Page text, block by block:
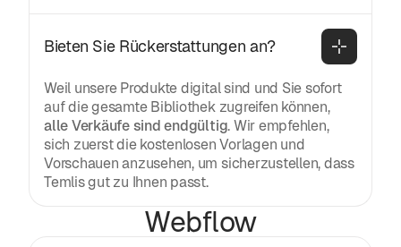
Bieten Sie Rückerstattungen an?
Weil unsere Produkte digital sind und Sie sofort
auf die gesamte Bibliothek zugreifen können,
alle Verkäufe sind endgültig. Wir empfehlen,
sich zuerst die kostenlosen Vorlagen und
Vorschauen anzusehen, um sicherzustellen, dass
Temlis gut zu Ihnen passt.
Webflow